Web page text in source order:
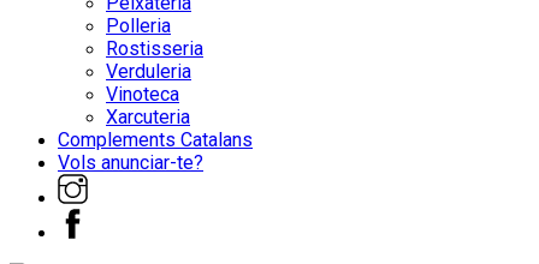
Polleria
Rostisseria
Verduleria
Vinoteca
Xarcuteria
Complements Catalans
Vols anunciar-te?